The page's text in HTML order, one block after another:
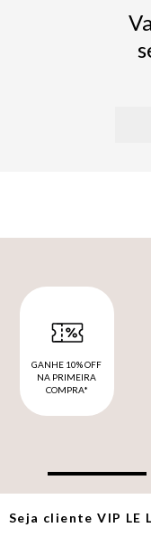
GANHE 10% OFF
NA PRIMEIRA
COMPRA*
Seja clienteVIP LE